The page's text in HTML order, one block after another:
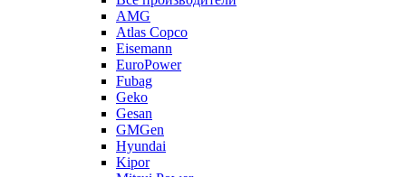
AMG
Atlas Copco
Eisemann
EuroPower
Fubag
Geko
Gesan
GMGen
Hyundai
Kipor